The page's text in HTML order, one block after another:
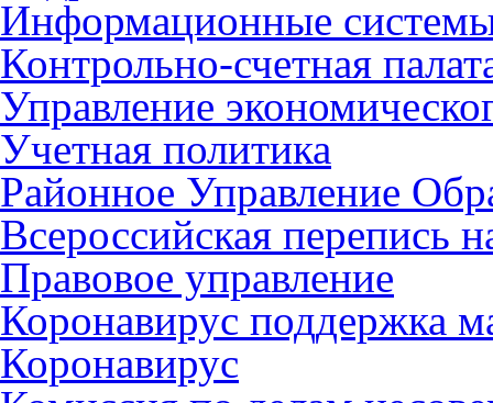
Информационные
Контрольно-счетная
Управление
Учетная политика
Районное Управление
Всероссийская перепись
Правовое управление
Коронавирус поддержка
Коронавирус